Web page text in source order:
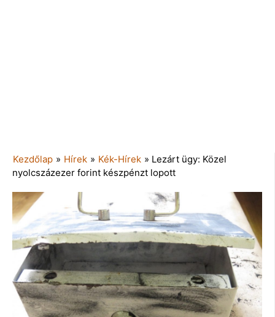
Kezdőlap » Hírek » Kék-Hírek » Lezárt ügy: Közel
nyolcszázezer forint készpénzt lopott